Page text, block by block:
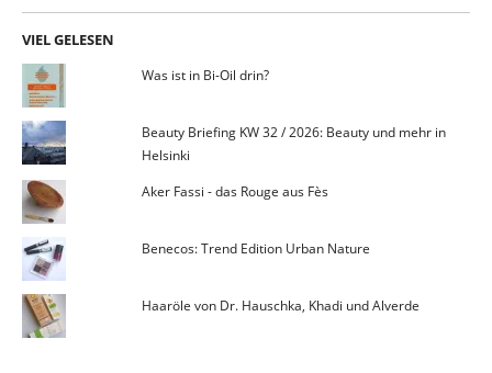
VIEL GELESEN
Was ist in Bi-Oil drin?
Beauty Briefing KW 32 / 2026: Beauty und mehr in
Helsinki
Aker Fassi - das Rouge aus Fès
Benecos: Trend Edition Urban Nature
Haaröle von Dr. Hauschka, Khadi und Alverde